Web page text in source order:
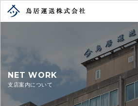
NET WORK
支店案内について